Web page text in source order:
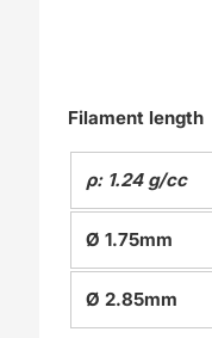
Filament length
ρ: 1.24 g/cc
Ø 1.75mm
Ø 2.85mm